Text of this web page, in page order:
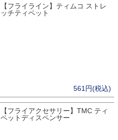
【フライライン】ティムコ ストレ
ッチティペット
561円(税込)
【フライアクセサリー】TMC ティ
ペットディスペンサー